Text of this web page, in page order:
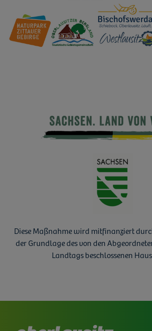
Diese Maßnahme wird mitfinanziert
der Grundlage des von den
Landtags beschlossenen